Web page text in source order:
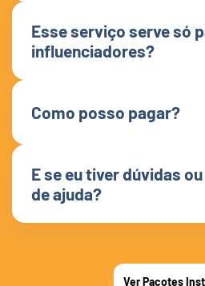
Esse serviço serve só
influenciadores?
Como posso pagar?
E se eu tiver dúvidas
de ajuda?
Ver Pacotes